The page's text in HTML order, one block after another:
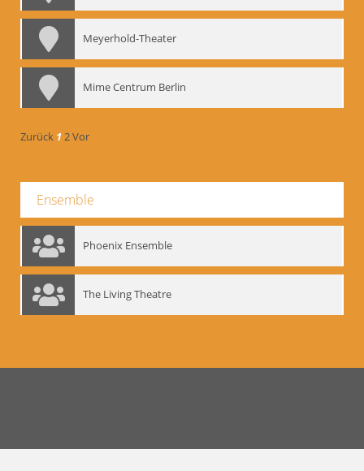
Meyerhold-Theater
Mime Centrum Berlin
Zurück 12Vor
Ensemble
Phoenix Ensemble
The Living Theatre